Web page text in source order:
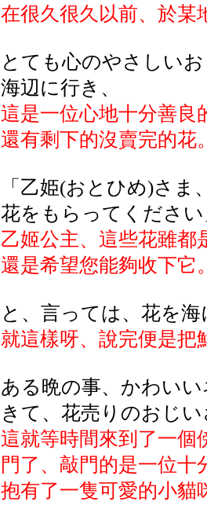
在很久很久以前、於某
とても心のやさしい
海辺に行き、
這是一位心地十分善良
還有剩下的沒賣完的花
「乙姫(おとひめ)さ
花をもらってくださ
乙姬公主、這些花雖都
還是希望您能夠收下它
と、言っては、花を
就這樣呀、說完便是把
ある晩の事、かわい
きて、花売りのおじ
這就等時間來到了一個
門了、敲門的是一位十
抱有了一隻可愛的小貓